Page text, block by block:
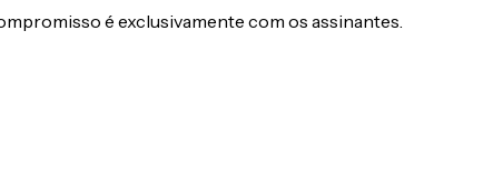
é exclusivamente com os assinantes.